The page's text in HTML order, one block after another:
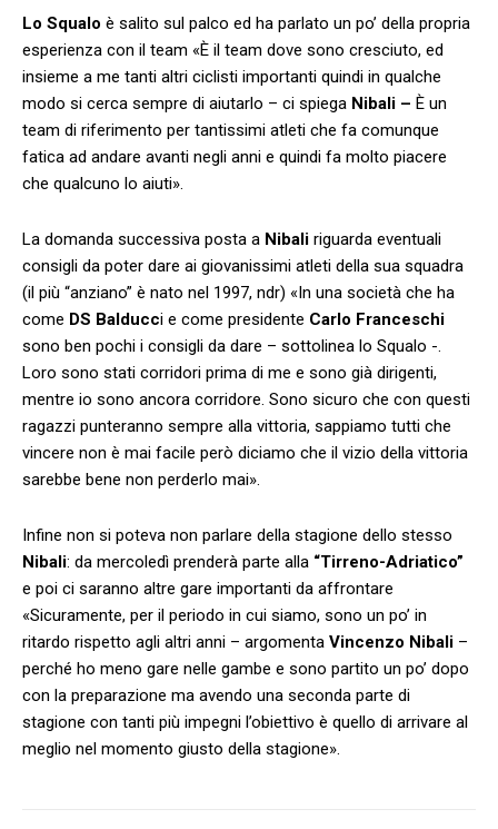
Lo Squalo è salito sul palco ed ha parlato un po’ della propria
esperienza con il team «È il team dove sono cresciuto, ed
insieme a me tanti altri ciclisti importanti quindi in qualche
modo si cerca sempre di aiutarlo – ci spiega Nibali – È un
team di riferimento per tantissimi atleti che fa comunque
fatica ad andare avanti negli anni e quindi fa molto piacere
che qualcuno lo aiuti».
La domanda successiva posta a Nibali riguarda eventuali
consigli da poter dare ai giovanissimi atleti della sua squadra
(il più “anziano” è nato nel 1997, ndr) «In una società che ha
come DS Balducci e come presidente Carlo Franceschi
sono ben pochi i consigli da dare – sottolinea lo Squalo -.
Loro sono stati corridori prima di me e sono già dirigenti,
mentre io sono ancora corridore. Sono sicuro che con questi
ragazzi punteranno sempre alla vittoria, sappiamo tutti che
vincere non è mai facile però diciamo che il vizio della vittoria
sarebbe bene non perderlo mai».
Infine non si poteva non parlare della stagione dello stesso
Nibali: da mercoledì prenderà parte alla “Tirreno-Adriatico”
e poi ci saranno altre gare importanti da affrontare
«Sicuramente, per il periodo in cui siamo, sono un po’ in
ritardo rispetto agli altri anni – argomenta Vincenzo Nibali –
perché ho meno gare nelle gambe e sono partito un po’ dopo
con la preparazione ma avendo una seconda parte di
stagione con tanti più impegni l’obiettivo è quello di arrivare al
meglio nel momento giusto della stagione».